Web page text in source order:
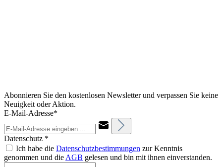
Abonnieren Sie den kostenlosen Newsletter und verpassen Sie keine
Neuigkeit oder Aktion.
E-Mail-Adresse*
Datenschutz *
Ich habe die Datenschutzbestimmungen zur Kenntnis
genommen und die AGB gelesen und bin mit ihnen einverstanden.